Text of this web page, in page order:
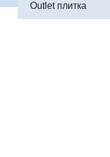
Outlet плитка